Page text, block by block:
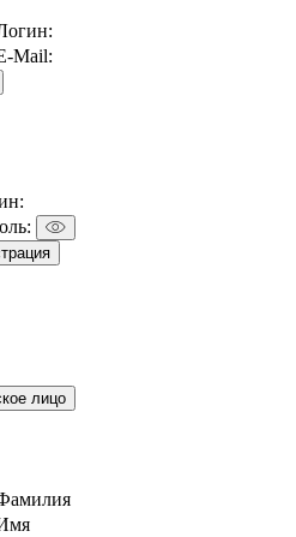
Mail:
лицо